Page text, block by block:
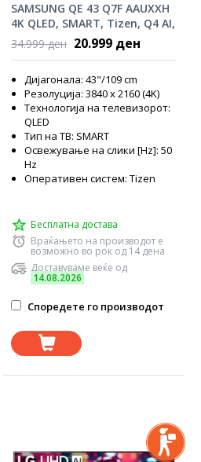
SAMSUNG QE 43 Q7F AAUXXH
4K QLED, SMART, Tizen, Q4 AI,
HDR
34.999 ден 20.999 ден
Дијагонала: 43"/109 cm
Резолуција: 3840 x 2160 (4K)
Технологија на телевизорот:
QLED
Тип на ТВ: SMART
Освежување на слики [Hz]: 50
Hz
Оперативен систем: Tizen
Бесплатна достава
Враќањето на производот е
возможно во рок од 14 дена
Доставуваме веќе од
14.08.2026
Споредете го производот